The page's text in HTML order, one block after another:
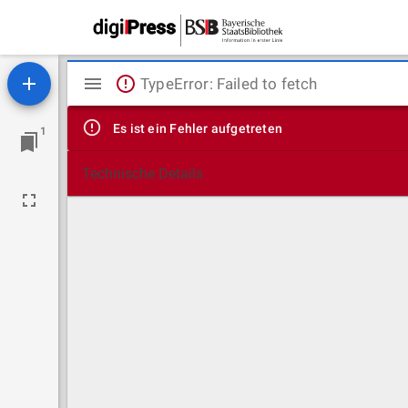
1
Mirador
Viewer
TypeError: Failed to fetch
Es ist ein Fehler aufgetreten
Technische Details